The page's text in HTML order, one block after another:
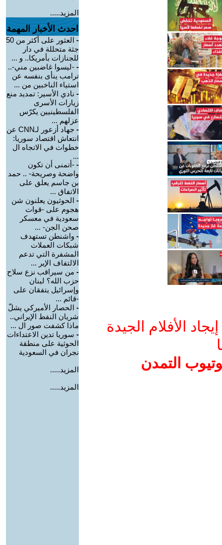
الأفلام الجيدة
التمدن
المزيد.....
احدث الأخبار المهمة
-
العثور على أكثر من 50
جثة متحللة في دار
للجنازات بأمريكا.. و ...
- -ليسوا غاضبين مني-..
ترامب ينأى بنفسه عن
استياء الناخبين من ...
- نادي الأسير: تمديد منع
زيارات الأسرى
الفلسطينيين يكرّس
عزلهم ...
-
جهاد أزعور لـCNN عن
انتعاش اقتصاد سوريا:
خطوات في الاتجاه ال
...
- -أتمنى أن تكون
واضحة وصريحة- .. حمد
بن جاسم يعلق على
الاتفاق ...
- الحوثيون يعلنون شن
هجوم على -قوات
سعودية في معسكر
صحن الجن- ...
- واشنطن تستهدف
شبكات العملات
المشفرة التي تدعم
الالتفاف الإير ...
- من سيراقب نزع سلاح
حزب الله؟ لبنان
وإسرائيل يتفقان على
-قائم ...
- الحصار الأميركي يشلّ
شريان النفط الإيراني..
ماذا كشفت صور ال ...
- سوريا تدين الاعتداءات
الحوثية على منطقة
نجران في السعودية
المزيد.....
المزيد.....